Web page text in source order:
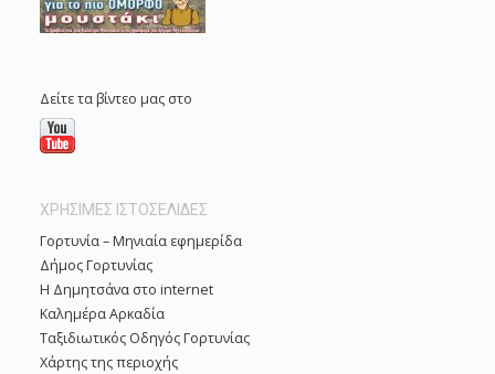
Δείτε τα βίντεο μας στο
ΧΡΗΣΙΜΕΣ ΙΣΤΟΣΕΛΙΔΕΣ
Γορτυνία – Μηνιαία εφημερίδα
Δήμος Γορτυνίας
Η Δημητσάνα στο internet
Καλημέρα Αρκαδία
Ταξιδιωτικός Οδηγός Γορτυνίας
Χάρτης της περιοχής